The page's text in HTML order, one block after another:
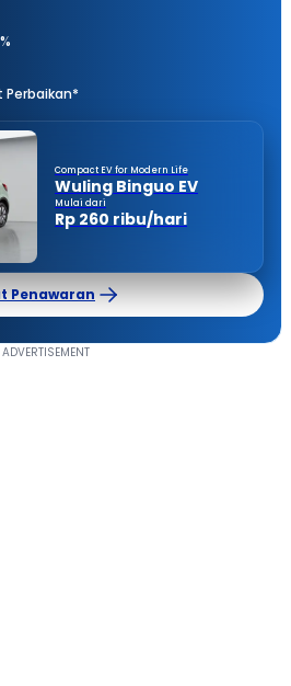
Perbaikan*
Compact EV for Modern Life
Wuling Binguo EV
Mulai dari
Rp 260 ribu/hari
Penawaran